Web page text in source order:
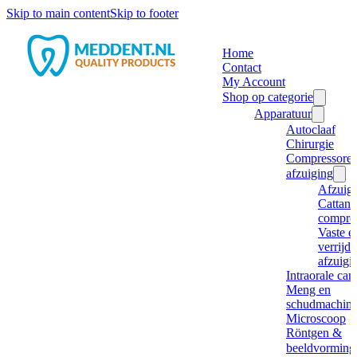
Skip to main contentSkip to footer
Home
Contact
My Account
Shop op categorie
Apparatuur
Autoclaaf
Chirurgie
afzuiging
Cattani
Vaste
Intraorale
Meng en
Microscoop
Röntgen &
beeldvorming